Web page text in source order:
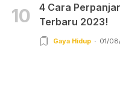
10
4 Cara
Terbaru 2023!
Gaya Hidup 01/